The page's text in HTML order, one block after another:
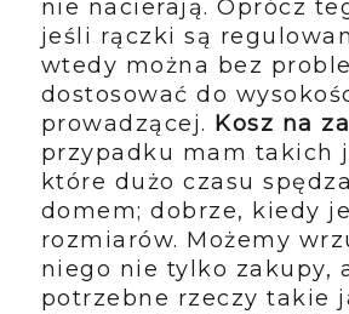
nie nacierają. Oprócz
jeśli rączki są
wtedy można bez
dostosować do
prowadzącej. Kosz na
przypadku mam takich
które dużo czasu
domem; dobrze, kiedy
rozmiarów. Możemy
niego nie tylko zakupy,
potrzebne rzeczy takie